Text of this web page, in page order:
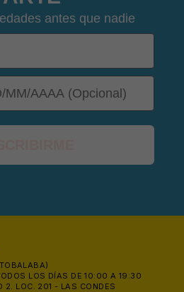
antes que nadie
LOS DÍAS DE 10:00 A 19:30
2. LOC. 201 - LAS CONDES